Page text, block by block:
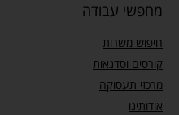
מחפשי עבודה
חיפוש משרות
קורסים וסדנאות
מרכזי תעסוקה
אודותינו